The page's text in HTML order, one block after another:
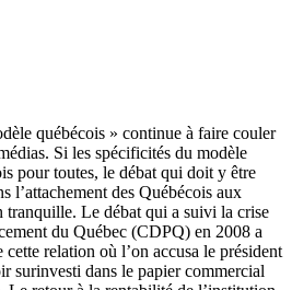
québécois » continue à faire couler
Si les spécificités du modèle
pour toutes, le débat qui doit y être
l’attachement des Québécois aux
Le débat qui a suivi la crise
du Québec (CDPQ) en 2008 a
relation où l’on accusa le président
surinvesti dans le papier commercial